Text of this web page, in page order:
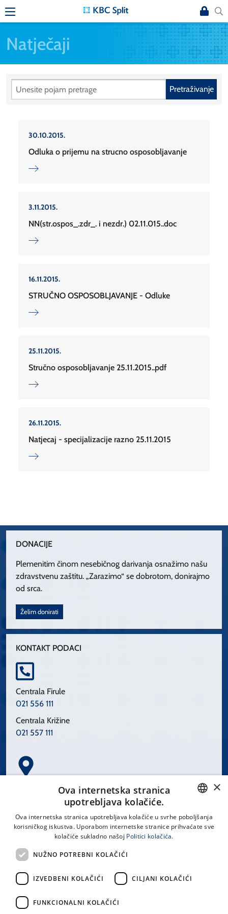
Natječaji
Pretraživanje
30.10.2015.
Odluka o prijemu na strucno osposobljavanje
3.11.2015.
NN(str.ospos_.zdr_. i nezdr.) 02.11.015..doc
16.11.2015.
STRUČNO OSPOSOBLJAVANJE - Odluke
25.11.2015.
Stručno osposobljavanje 25.11.2015..pdf
26.11.2015.
Natjecaj - specijalizacije razno 25.11.2015
DONACIJE
Plemenitim činom nesebičnog darivanja osnažimo našu
zdravstvenu zaštitu. „Zarazimo“ se dobrotom, donirajmo
od srca.
Želim donirati
KONTAKT PODACI
Centrala Firule
021 556 111
Centrala Križine
021 557 111
Spinčićeva 1, 21000 Split
LINKOVI
Uvjeti korištenja
CROATIAN
×
Ova internetska stranica
upotrebljava kolačiće.
Ova internetska stranica upotrebljava kolačiće u svrhe poboljšanja
korisničkog iskustva. Uporabom internetske stranice prihvaćate sve
kolačiće sukladno našoj Politici kolačića.
NUŽNO POTREBNI KOLAČIĆI
IZVEDBENI KOLAČIĆI CILJANI KOLAČIĆI
FUNKCIONALNI KOLAČIĆI